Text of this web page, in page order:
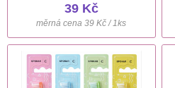
39 Kč
měrná cena 39 Kč / 1ks